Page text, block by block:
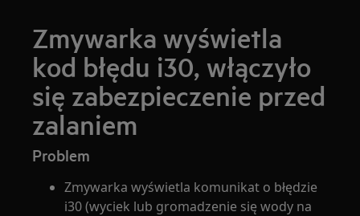
Zmywarka wyświetla
kod błędu i30, włączyło
się zabezpieczenie przed
zalaniem
Problem
Zmywarka wyświetla komunikat o błędzie
i30 (wyciek lub gromadzenie się wody na